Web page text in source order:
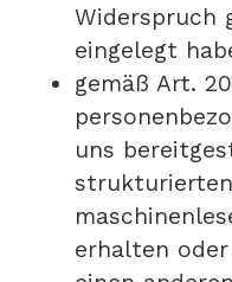
Widerspruch
eingelegt
gemäß Art.
uns
erhalten